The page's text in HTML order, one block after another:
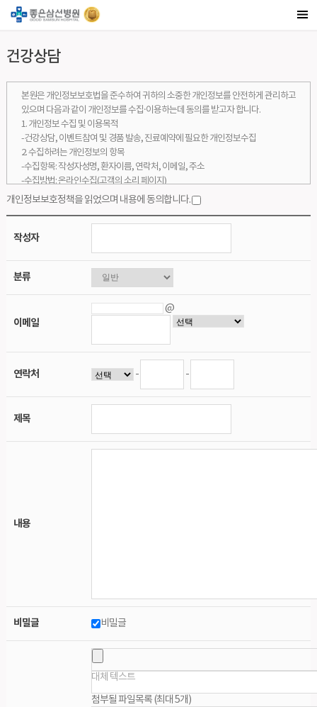
건강상담
본원은 개인정보보호법을 준수하여 귀하의 소중한 개인정보를 안전하게 관리하고
있으며 다음과 같이 개인정보를 수집·이용하는데 동의를 받고자 합니다.
1. 개인정보 수집 및 이용목적
-건강상담, 이벤트참여 및 경품 발송, 진료예약에 필요한 개인정보수집
2. 수집하려는 개인정보의 항목
-수집항목: 작성자성명, 환자이름, 연락처, 이메일, 주소
-수집방법: 온라인수집(고객의 소리 페이지)
3. 개인정보의 보유 및 이용 기간
3. 동의를 거부할 권리 및 동의 거부에 따른 불이익
-귀하는 위와 같이 개인정보를 수집, 이용하는 데에 대한 동의를 거부할 권리가 있
으며, 동의를 거부할 경우
고객의 소리 서비스를 이용하실 수 없습니다.
개인정보보호정책을 읽었으며 내용에 동의합니다.
작성자
분류
이메일
@
연락처 - -
제목
내용
비밀글 비밀글
대체 텍스트
첨부될 파일목록 (최대 5개)